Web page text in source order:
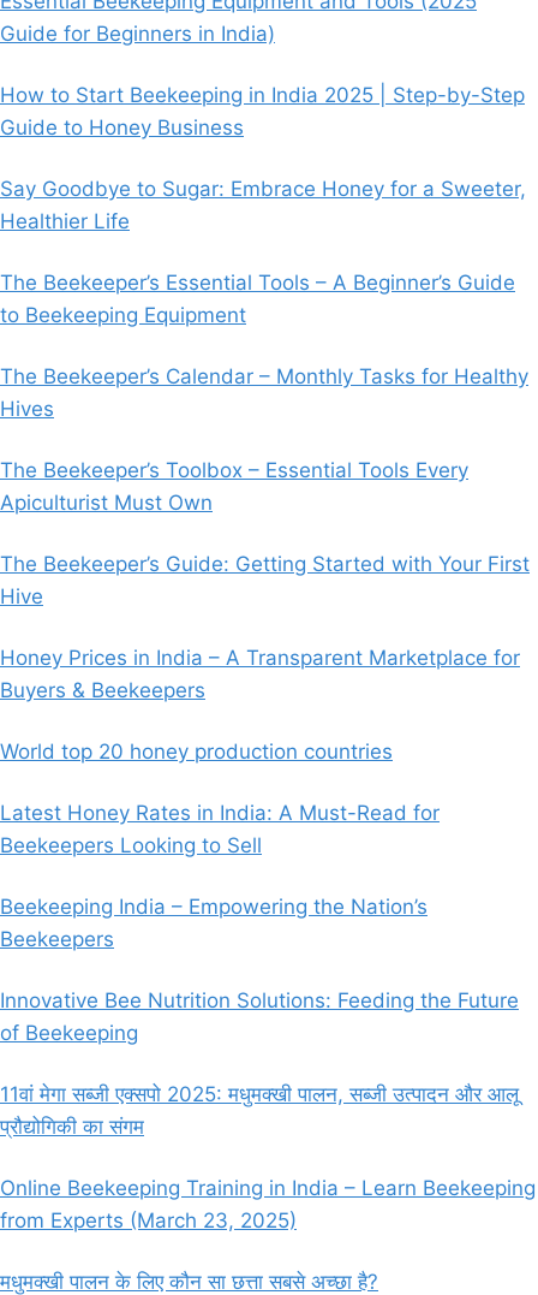
Guide for Beginners in India)
How to Start Beekeeping in India 2025 | Step-by-Step
Guide to Honey Business
Say Goodbye to Sugar: Embrace Honey for a Sweeter,
Healthier Life
The Beekeeper’s Essential Tools – A Beginner’s Guide
to Beekeeping Equipment
The Beekeeper’s Calendar – Monthly Tasks for Healthy
Hives
The Beekeeper’s Toolbox – Essential Tools Every
Apiculturist Must Own
The Beekeeper’s Guide: Getting Started with Your First
Hive
Honey Prices in India – A Transparent Marketplace for
Buyers & Beekeepers
World top 20 honey production countries
Latest Honey Rates in India: A Must-Read for
Beekeepers Looking to Sell
Beekeeping India – Empowering the Nation’s
Beekeepers
Innovative Bee Nutrition Solutions: Feeding the Future
of Beekeeping
11वां मेगा सब्जी एक्सपो 2025: मधुमक्खी पालन, सब्जी उत्पादन और आलू
प्रौद्योगिकी का संगम
Online Beekeeping Training in India – Learn Beekeeping
from Experts (March 23, 2025)
मधुमक्खी पालन के लिए कौन सा छत्ता सबसे अच्छा है?